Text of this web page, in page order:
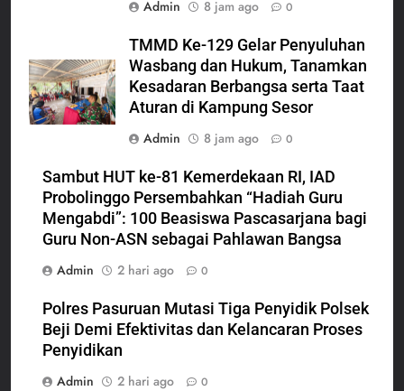
Admin
8 jam ago 0
TMMD Ke-129 Gelar Penyuluhan
Wasbang dan Hukum, Tanamkan
Kesadaran Berbangsa serta Taat
Aturan di Kampung Sesor
Admin
8 jam ago 0
Sambut HUT ke-81 Kemerdekaan RI, IAD
Probolinggo Persembahkan “Hadiah Guru
Mengabdi”: 100 Beasiswa Pascasarjana bagi
Guru Non-ASN sebagai Pahlawan Bangsa
Admin
2 hari ago 0
Polres Pasuruan Mutasi Tiga Penyidik Polsek
Beji Demi Efektivitas dan Kelancaran Proses
Penyidikan
Admin
2 hari ago 0